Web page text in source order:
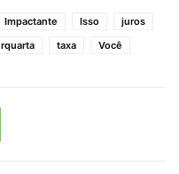
Impactante Isso
juros
taxa Você